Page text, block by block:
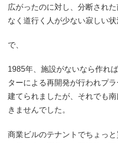
広がったのに対し、分断され
なく道行く人が少ない寂しい状
で、
1985年、施設がないなら作れ
ターによる再開発が行われプ
建てられましたが、それでも
きませんでした。
商業ビルのテナントでちょっ